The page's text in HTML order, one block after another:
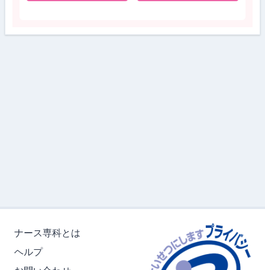
ナース専科とは
ヘルプ